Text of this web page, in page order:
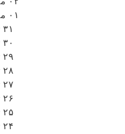
۰۱ مرداد ۱۴۰۵
۳۱ تیر ۱۴۰۵
۳۰ تیر ۱۴۰۵
۲۹ تیر ۱۴۰۵
۲۸ تیر ۱۴۰۵
۲۷ تیر ۱۴۰۵
۲۶ تیر ۱۴۰۵
۲۵ تیر ۱۴۰۵
۲۴ تیر ۱۴۰۵